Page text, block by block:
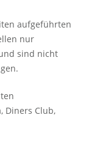
aufgeführten
nur
sind nicht
Diners Club,